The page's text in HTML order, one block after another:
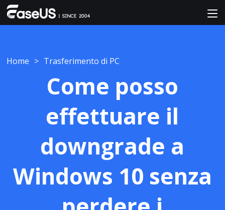
Home > Trasferimento di PC
Come posso
effettuare il
downgrade a
Windows 10 senza